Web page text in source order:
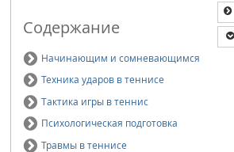
Содержание
Начинающим и сомневающимся
Техника ударов в теннисе
Тактика игры в теннис
Психологическая подготовка
Травмы в теннисе